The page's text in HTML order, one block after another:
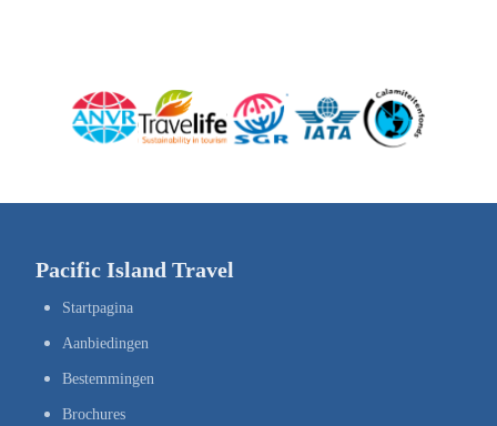
Pacific Island Travel
Startpagina
Aanbiedingen
Bestemmingen
Brochures